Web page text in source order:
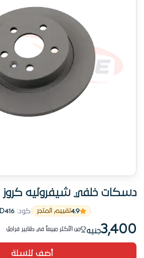
دسكات خلفي شيفروليه كروز
4.9تقييم المتجر كود: D416
3,400جنيه
رقم 2 طلباً في طنابير فرامل خلال الشهر
من الأكثر مبيعاً في طنابير فرامل
اطلب دلوقتي
أضف للسلة